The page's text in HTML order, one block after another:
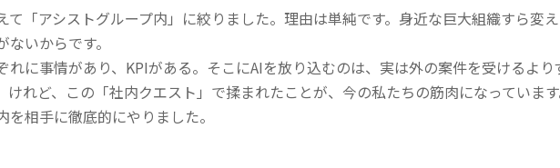
「アシストグループ内」に絞りました。理由は単純です。身近な巨大組織すら変
いからです。
れに事情があり、KPIがある。そこにAIを放り込むのは、実は外の案件を受けるより
けれど、この「社内クエスト」で揉まれたことが、今の私たちの筋肉になっていま
相手に徹底的にやりました。